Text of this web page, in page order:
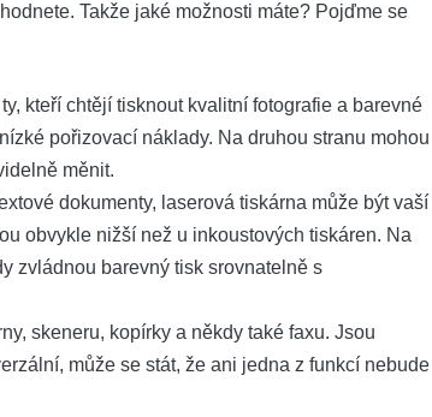
Takže jaké možnosti máte? Pojďme se
kteří chtějí tisknout kvalitní fotografie a barevné
pořizovací náklady. Na druhou stranu mohou
měnit.
dokumenty, laserová tiskárna může být vaší
obvykle nižší než u inkoustových tiskáren. Na
zvládnou barevný tisk srovnatelně s
skeneru, kopírky a někdy také faxu. Jsou
může se stát, že ani jedna z funkcí nebude